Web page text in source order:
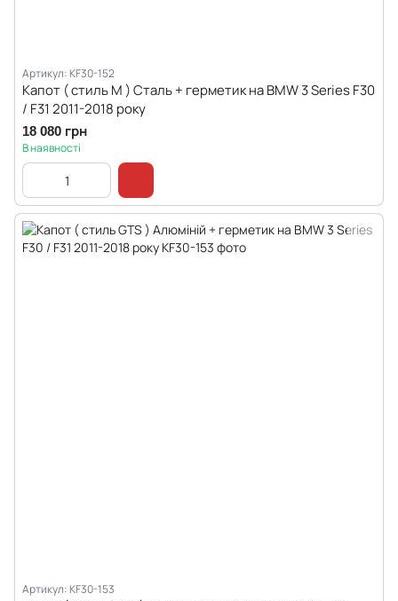
Артикул: KF30-152
Капот ( стиль M ) Сталь + герметик на BMW 3 Series F30
/ F31 2011-2018 року
18 080 грн
В наявності
Артикул: KF30-153